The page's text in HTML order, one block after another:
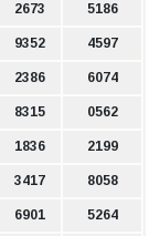
2673 5186
9352 4597
2386 6074
8315 0562
1836 2199
3417 8058
6901 5264